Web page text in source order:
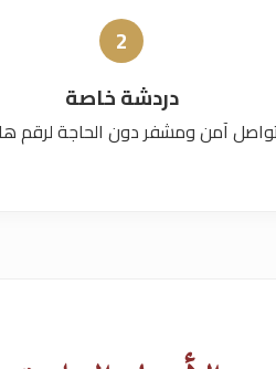
2
دردشة خاصة
آمن ومشفر دون الحاجة لرقم